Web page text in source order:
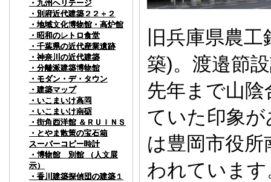
・九州ヘリテージ
・別府近代建築２２＋２
・地域文化博物館・高炉館
・昭和のレトロ食堂
・千葉県の近代産業遺跡
・神奈川の近代建築
・分離派建築博物館
・モダン・デ・タウン
・建築マップ
・いこまいけ高岡
・いこまいけ南砺
・街角西洋館 ＆ＲＵＩＮＳ
・とやま散策の宝石箱
スーパーコピー時計
・博物館 別館 （人文展
示）
・香川建築探偵団の建築１
・九州ヘリテージ
・別府近代建築２２＋２
・地域文化博物館・高炉館
・昭和のレトロ食堂
・千葉県の近代産業遺跡
・神奈川の近代建築
・分離派建築博物館
・モダン・デ・タウン
・建築マップ
・いこまいけ高岡
・いこまいけ南砺
・街角西洋館 ＆ＲＵＩＮＳ
・とやま散策の宝石箱
スーパーコピー時計
・博物館 別館 （人文展
示）
・香川建築探偵団の建築１
・九州ヘリテージ
・別府近代建築２２＋２
・地域文化博物館・高炉館
・昭和のレトロ食堂
・千葉県の近代産業遺跡
・神奈川の近代建築
・分離派建築博物館
・モダン・デ・タウン
・建築マップ
・いこまいけ高岡
・いこまいけ南砺
・街角西洋館 ＆ＲＵＩＮＳ
・とやま散策の宝石箱
スーパーコピー時計
・博物館 別館 （人文展
示）
・香川建築探偵団の建築１
・九州ヘリテージ
・別府近代建築２２＋２
・地域文化博物館・高炉館
・昭和のレトロ食堂
・千葉県の近代産業遺跡
・神奈川の近代建築
・分離派建築博物館
・モダン・デ・タウン
・建築マップ
・いこまいけ高岡
・いこまいけ南砺
・街角西洋館 ＆ＲＵＩＮＳ
・とやま散策の宝石箱
スーパーコピー時計
・博物館 別館 （人文展
示）
・香川建築探偵団の建築１
旧兵庫県農
築)。渡邉節
先年まで山
ていた印象
は豊岡市役
われていま
・九州ヘリテージ
・別府近代建築２２＋２
・地域文化博物館・高炉館
・昭和のレトロ食堂
・千葉県の近代産業遺跡
・神奈川の近代建築
・分離派建築博物館
・モダン・デ・タウン
・建築マップ
・いこまいけ高岡
・いこまいけ南砺
・街角西洋館 ＆ＲＵＩＮＳ
・とやま散策の宝石箱
スーパーコピー時計
・博物館 別館 （人文展
示）
・香川建築探偵団の建築１
・九州ヘリテージ
・別府近代建築２２＋２
・地域文化博物館・高炉館
・昭和のレトロ食堂
・千葉県の近代産業遺跡
・神奈川の近代建築
・分離派建築博物館
・モダン・デ・タウン
・建築マップ
・いこまいけ高岡
・いこまいけ南砺
・街角西洋館 ＆ＲＵＩＮＳ
・とやま散策の宝石箱
スーパーコピー時計
・博物館 別館 （人文展
示）
・香川建築探偵団の建築１
・九州ヘリテージ
・別府近代建築２２＋２
・地域文化博物館・高炉館
・昭和のレトロ食堂
・千葉県の近代産業遺跡
・神奈川の近代建築
・分離派建築博物館
・モダン・デ・タウン
・建築マップ
・いこまいけ高岡
・いこまいけ南砺
・街角西洋館 ＆ＲＵＩＮＳ
・とやま散策の宝石箱
スーパーコピー時計
・博物館 別館 （人文展
示）
・香川建築探偵団の建築１
・九州ヘリテージ
・別府近代建築２２＋２
・地域文化博物館・高炉館
・昭和のレトロ食堂
・千葉県の近代産業遺跡
・神奈川の近代建築
・分離派建築博物館
・モダン・デ・タウン
・建築マップ
・いこまいけ高岡
・いこまいけ南砺
・街角西洋館 ＆ＲＵＩＮＳ
・とやま散策の宝石箱
スーパーコピー時計
・博物館 別館 （人文展
示）
・香川建築探偵団の建築１
・九州ヘリテージ
・別府近代建築２２＋２
・地域文化博物館・高炉館
・昭和のレトロ食堂
・千葉県の近代産業遺跡
・神奈川の近代建築
・分離派建築博物館
・モダン・デ・タウン
・建築マップ
・いこまいけ高岡
・いこまいけ南砺
・街角西洋館 ＆ＲＵＩＮＳ
・とやま散策の宝石箱
スーパーコピー時計
・博物館 別館 （人文展
示）
・香川建築探偵団の建築１